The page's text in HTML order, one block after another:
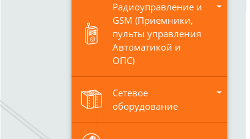
Радиоуправление и
GSM (Приемники,
пульты управления
Автоматикой и
ОПС)
Сетевое
оборудование